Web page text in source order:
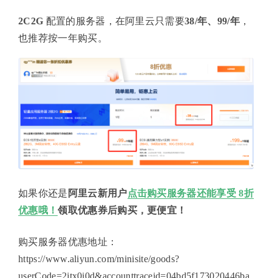
2C2G 配置的服务器，在阿里云只需要38/年、99/年，
也推荐按一年购买。
如果你还是 阿里云新用户点击购买服务器还能享受 8折
优惠哦！领取优惠券后购买，更便宜！
购买服务器优惠地址：
https://www.aliyun.com/minisite/goods?
userCode=2jtx0i0d&accounttraceid=04bd5f173020446ba